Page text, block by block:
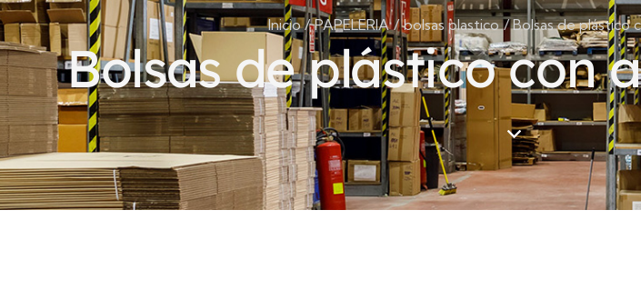
Inicio PAPELERIA bolsas plastico Bolsas de plástico
Bolsas de plástico con